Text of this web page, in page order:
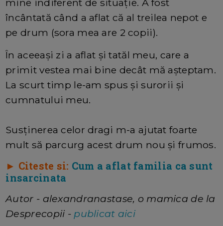
mine indiferent de situație. A fost
încântată când a aflat că al treilea nepot e
pe drum (sora mea are 2 copii).
În aceeași zi a aflat și tatăl meu, care a
primit vestea mai bine decât mă așteptam.
La scurt timp le-am spus și surorii și
cumnatului meu.
Susținerea celor dragi m-a ajutat foarte
mult să parcurg acest drum nou și frumos.
► Citeste si: Cum a aflat familia ca sunt
insarcinata
Autor - alexandranastase, o mamica de la
Desprecopii - publicat aici